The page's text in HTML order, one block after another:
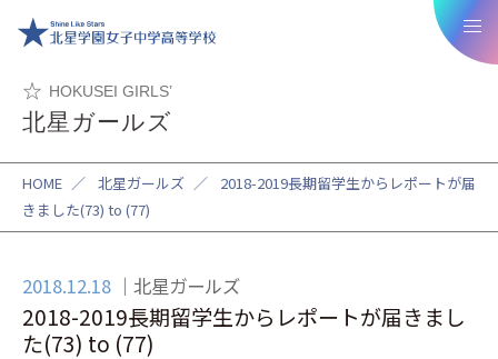
HOKUSEI GIRLS’
北星ガールズ
HOME ／ 北星ガールズ ／
2018-2019長期留学生からレポートが届
きました(73) to (77)
2018.12.18 北星ガールズ
2018-2019長期留学生からレポートが届きまし
た(73) to (77)